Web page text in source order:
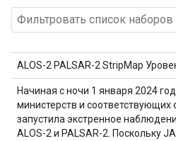
ALOS-2 PALSAR-2 StripMap
Начиная с ночи 1 января 2024
министерств и соответствующих
запустила экстренное
ALOS-2 и PALSAR-2. Поскольку